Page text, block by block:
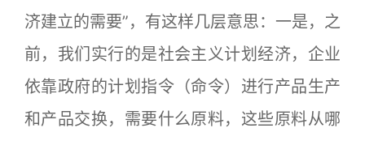
济建立的需要”，有这样几层意思：一是，之
前，我们实行的是社会主义计划经济，企业
依靠政府的计划指令（命令）进行产品生产
和产品交换，需要什么原料，这些原料从哪